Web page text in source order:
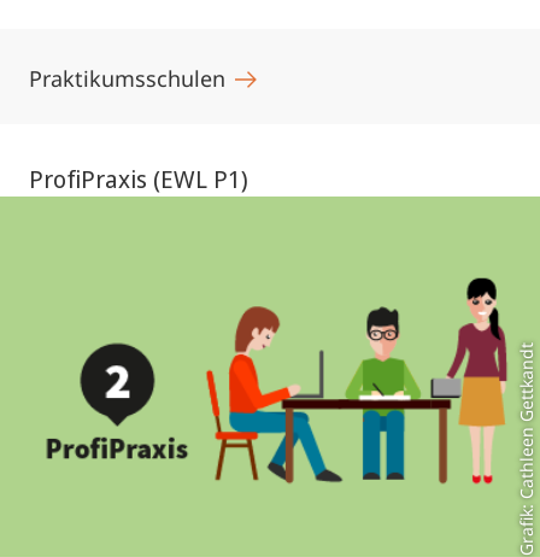
Praktikumsschulen
ProfiPraxis (EWL P1)
Grafik: Cathleen Gettkandt